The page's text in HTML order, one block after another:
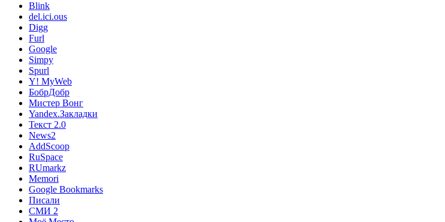
Blink
del.ici.ous
Digg
Furl
Google
Simpy
Spurl
Y! MyWeb
БобрДобр
Мистер Вонг
Yandex.Закладки
Текст 2.0
News2
AddScoop
RuSpace
RUmarkz
Memori
Google Bookmarks
Писали
СМИ 2